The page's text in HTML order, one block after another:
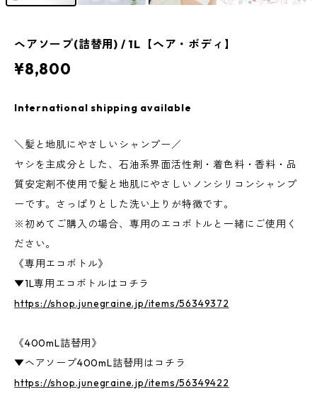
ヘアソープ(詰替用) / 1L【ヘア・ボディ】
¥8,800
International shipping available
＼髪と地肌にやさしいシャンプー／
ヤシを主成分とした、石油系界面活性剤・着色料・香料・品
質安定剤不使用で髪と地肌にやさしいノンシリコンシャンプ
ーです。さっぱりとした洗い上りが特徴です。
※初めてご購入の場合、専用のエコボトルと一緒にご使用く
ださい。
《専用エコボトル》
▼1L専用エコボトルはコチラ
https://shop.junegraine.jp/items/56349372
《400mL詰替用》
▼ヘアソープ400mL詰替用はコチラ
https://shop.junegraine.jp/items/56349422